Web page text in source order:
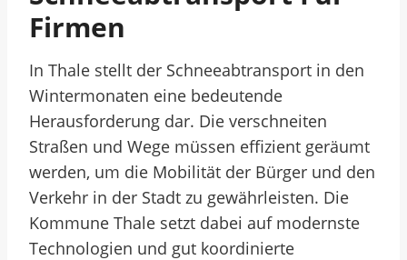
Firmen
In Thale stellt der Schneeabtransport in den
Wintermonaten eine bedeutende
Herausforderung dar. Die verschneiten
Straßen und Wege müssen effizient geräumt
werden, um die Mobilität der Bürger und den
Verkehr in der Stadt zu gewährleisten. Die
Kommune Thale setzt dabei auf modernste
Technologien und gut koordinierte